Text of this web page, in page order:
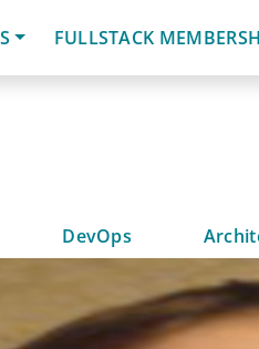
FULLSTACK
DevOps